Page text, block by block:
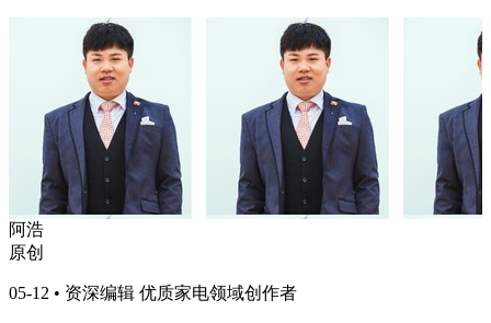
阿浩
原创
05-12 • 资深编辑 优质家电领域创作者